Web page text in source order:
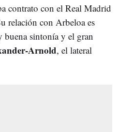
contrato con el Real Madrid
relación con Arbeloa es
buena sintonía y el gran
Arnold, el lateral